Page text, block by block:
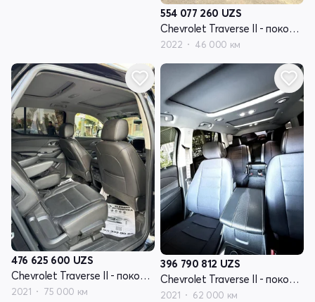
554 077 260 UZS
Chevrolet Traverse II - поколение рестайлинг
2022 46 000 км
476 625 600 UZS
Chevrolet Traverse II - поколение
2021 75 000 км
396 790 812 UZS
Chevrolet Traverse II - поколение
2021 62 000 км